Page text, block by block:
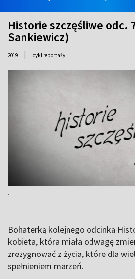
Historie szczęśliwe odc.
Sankiewicz)
2019 | cykl reportaży
.
Bohaterką kolejnego odcinka
kobieta, która miała odwagę
zrezygnować z życia, które dla
spełnieniem marzeń.